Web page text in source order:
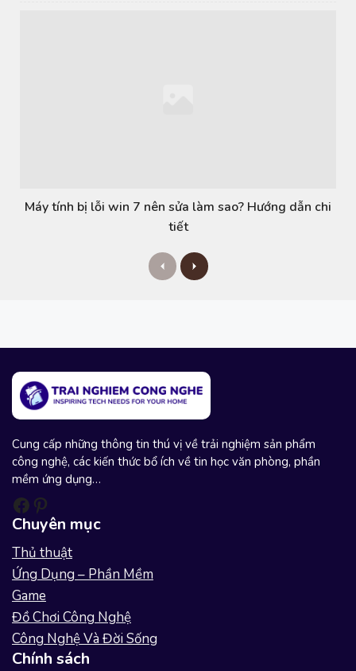
Máy tính bị lỗi win 7 nên sửa làm sao? Hướng dẫn chi
tiết
P
r
u
N
e
Cung cấp những thông tin thú vị về trải nghiệm sản phẩm
công nghệ, các kiến thức bổ ích về tin học văn phòng, phần
mềm ứng dụng…
Facebook
Pinterest
Chuyên mục
Thủ thuật
Ứng Dụng – Phần Mềm
Game
Đồ Chơi Công Nghệ
Công Nghệ Và Đời Sống
Chính sách